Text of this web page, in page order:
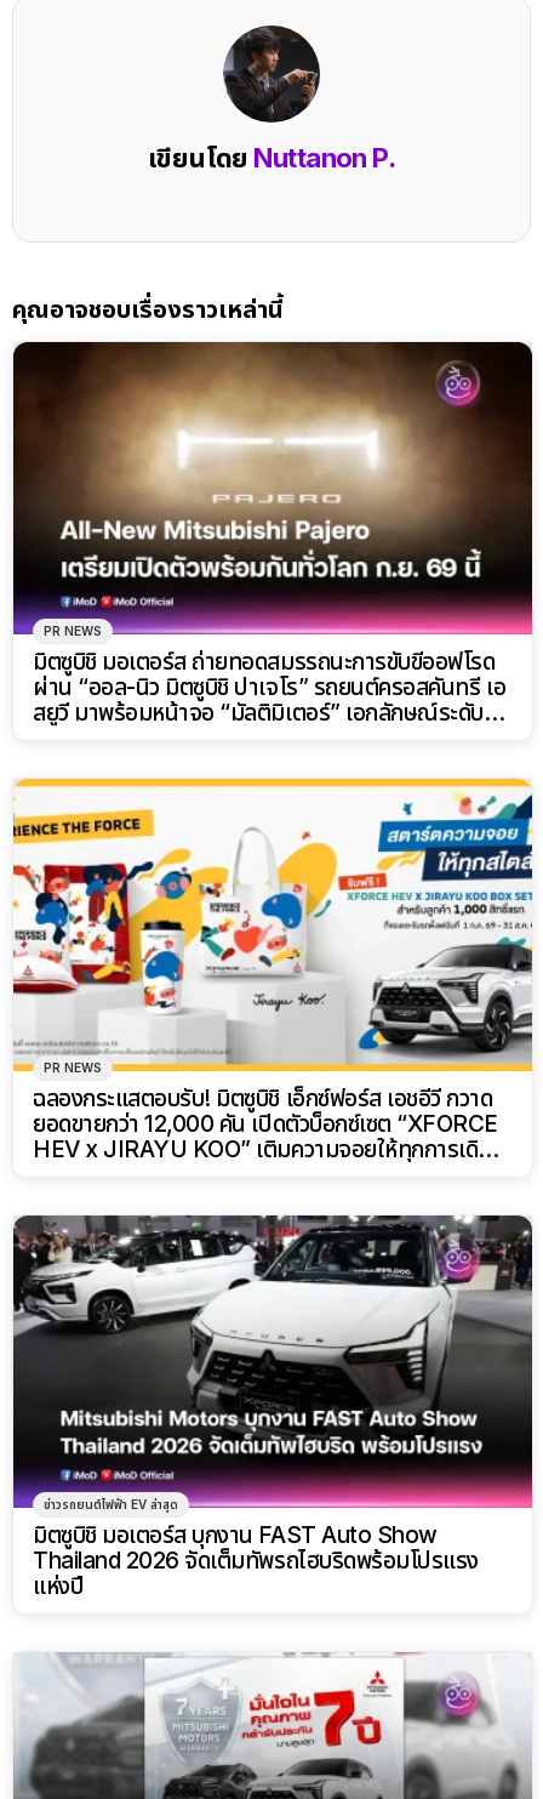
เขียนโดย Nuttanon P.
คุณอาจชอบเรื่องราวเหล่านี้
PR NEWS
มิตซูบิชิ มอเตอร์ส ถ่ายทอดสมรรถนะการขับขี่ออฟโรด
ผ่าน “ออล-นิว มิตซูบิชิ ปาเจโร” รถยนต์ครอสคันทรี เอ
สยูวี มาพร้อมหน้าจอ “มัลติมิเตอร์” เอกลักษณ์ระดับ
PR NEWS
ฉลองกระแสตอบรับ! มิตซูบิชิ เอ็กซ์ฟอร์ส เอชอีวี กวาด
ยอดขายกว่า 12,000 คัน เปิดตัวบ็อกซ์เซต “XFORCE
HEV x JIRAYU KOO” เติมความจอยให้ทุกการเดิน
ข่าวรถยนต์ไฟฟ้า EV ล่าสุด
มิตซูบิชิ มอเตอร์ส บุกงาน FAST Auto Show
Thailand 2026 จัดเต็มทัพรถไฮบริดพร้อมโปรแรง
แห่งปี